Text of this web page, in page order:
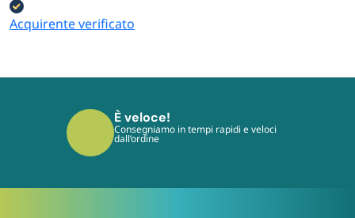
Acquirente verificato
È sicuro!
I tuoi pagamenti sono protetti dai più
moderni protocolli